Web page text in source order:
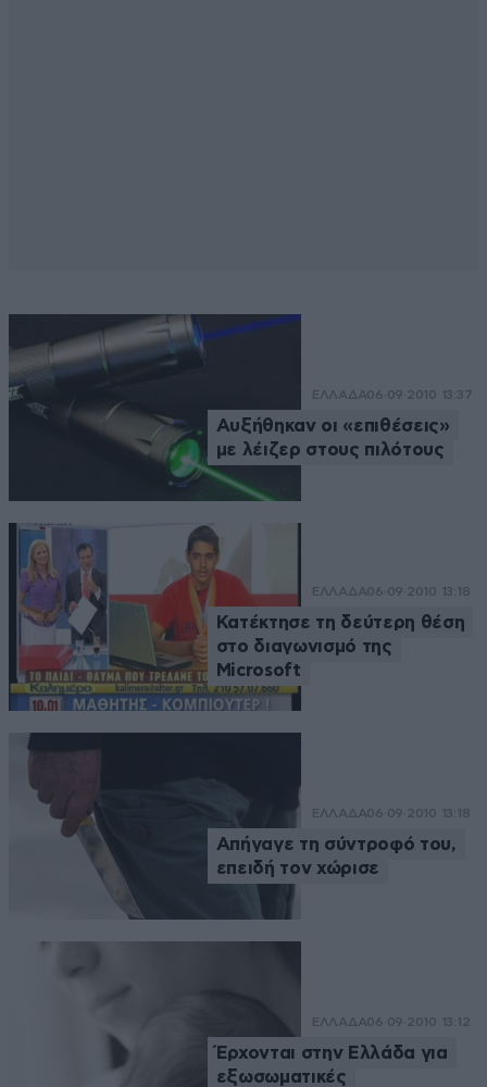
ΕΛΛΑΔΑ06·09·2010 13:37
Αυξήθηκαν οι «επιθέσεις»
με λέιζερ στους πιλότους
ΕΛΛΑΔΑ06·09·2010 13:18
Κατέκτησε τη δεύτερη θέση
στο διαγωνισμό της
Microsoft
ΕΛΛΑΔΑ06·09·2010 13:18
Απήγαγε τη σύντροφό του,
επειδή τον χώρισε
ΕΛΛΑΔΑ06·09·2010 13:12
Έρχονται στην Ελλάδα για
εξωσωματικές